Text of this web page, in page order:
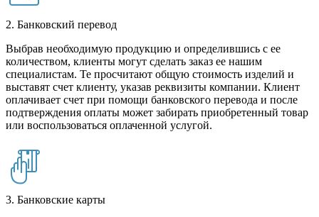
2. Банковский перевод
Выбрав необходимую продукцию и определившись с ее
количеством, клиенты могут сделать заказ ее нашим
специалистам. Те просчитают общую стоимость изделий и
выставят счет клиенту, указав реквизиты компании. Клиент
оплачивает счет при помощи банковского перевода и после
подтверждения оплаты может забирать приобретенный товар
или воспользоваться оплаченной услугой.
3. Банковские карты